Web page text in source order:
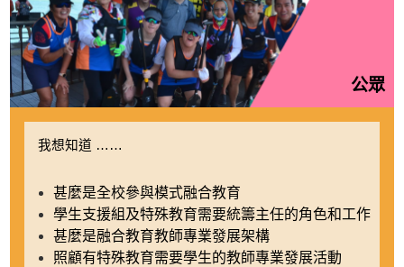
公眾
我想知道 ……
甚麼是全校參與模式融合教育
學生支援組及特殊教育需要統籌主任的角色和工作
甚麼是融合教育教師專業發展架構
照顧有特殊教育需要學生的教師專業發展活動